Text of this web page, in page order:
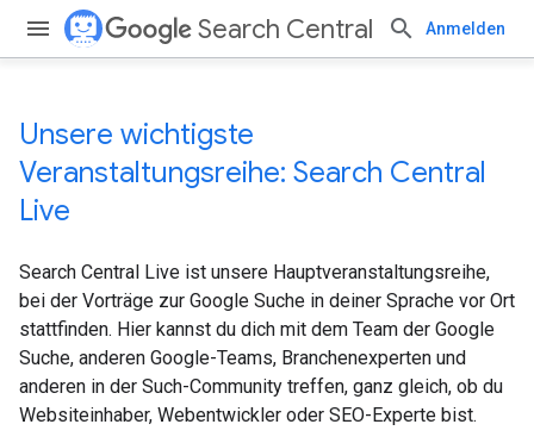
Search Central Anmelden
Unsere wichtigste
Veranstaltungsreihe: Search Central
Live
Search Central Live ist unsere Hauptveranstaltungsreihe,
bei der Vorträge zur Google Suche in deiner Sprache vor Ort
stattfinden. Hier kannst du dich mit dem Team der Google
Suche, anderen Google-Teams, Branchenexperten und
anderen in der Such-Community treffen, ganz gleich, ob du
Websiteinhaber, Webentwickler oder SEO-Experte bist.